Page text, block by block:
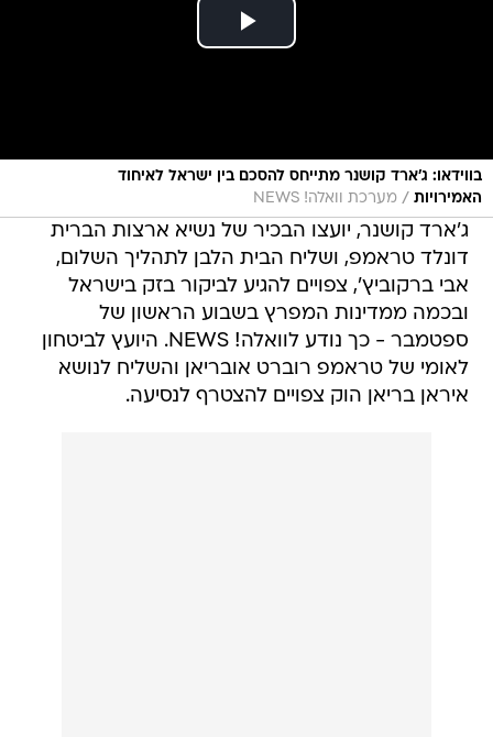
בווידאו: ג'ארד קושנר מתייחס להסכם בין ישראל לאיחוד
האמירויות / מערכת וואלה! NEWS
ג'ארד קושנר, יועצו הבכיר של נשיא ארצות הברית
דונלד טראמפ, ושליח הבית הלבן לתהליך השלום,
אבי ברקוביץ', צפויים להגיע לביקור בזק בישראל
ובכמה ממדינות המפרץ בשבוע הראשון של
ספטמבר - כך נודע לוואלה! NEWS. היועץ לביטחון
לאומי של טראמפ רוברט אובריאן והשליח לנושא
איראן בריאן הוק צפויים להצטרף לנסיעה.